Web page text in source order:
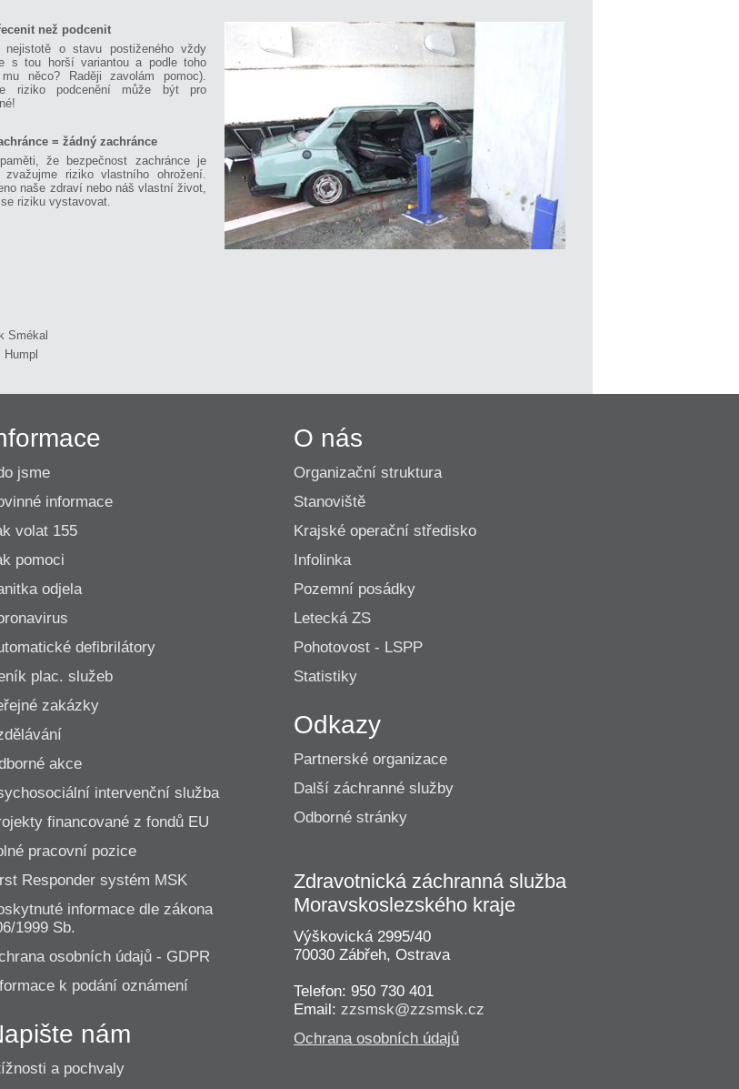
než podcenit
nejistotě o stavu postiženého vždy
s tou horší variantou a podle toho
něco? Raději zavolám pomoc).
riziko podcenění může být pro
= žádný zachránce
že bezpečnost zachránce je
zvažujme riziko vlastního ohrožení.
naše zdraví nebo náš vlastní život,
riziku vystavovat.
Smékal
Humpl
jsme
informace
volat 155
pomoci
odjela
defibrilátory
plac. služeb
zakázky
akce
intervenční služba
financované z fondů EU
pracovní pozice
Responder systém MSK
informace dle zákona
1999 Sb.
osobních údajů - GDPR
k podání oznámení
nám
a pochvaly
O nás
Organizační struktura
Stanoviště
Krajské operační středisko
Infolinka
Pozemní posádky
Letecká ZS
Pohotovost - LSPP
Statistiky
Odkazy
Partnerské organizace
Další záchranné služby
Odborné stránky
Zdravotnická záchranná služba
Moravskoslezského kraje
Výškovická 2995/40
70030 Zábřeh, Ostrava
Telefon: 950 730 401
Email: zzsmsk@zzsmsk.cz
Ochrana osobních údajů